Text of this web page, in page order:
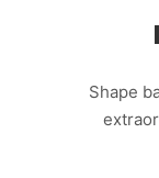
Shape